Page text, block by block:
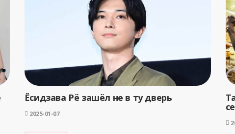
Ёсидзава Рё зашёл не в ту дверь
2025-01-07